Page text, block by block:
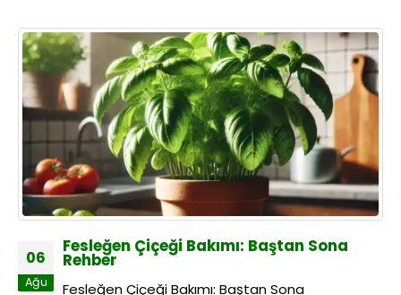
06
Ağu
Fesleğen Çiçeği Bakımı: Baştan Sona
Rehber
Fesleğen Çiçeği Bakımı: Baştan Sona